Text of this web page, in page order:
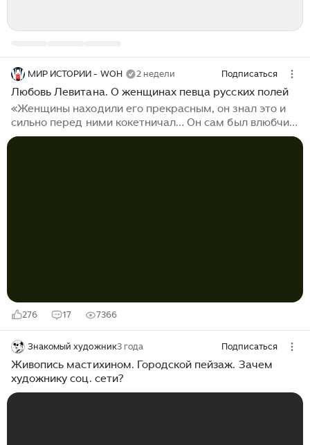
МИР ИСТОРИИ - WOH 2 недели Подписаться
Любовь Левитана. О женщинах певца русских полей
«Женщины находили его прекрасным, он знал это и
сильно перед ними кокетничал… Он сам был влюбчив
необыкновенно. Его увлечения протекали бурно, у
276 17 7366
Знакомый художник3 года Подписаться
Живопись мастихином. Городской пейзаж. Зачем
художнику соц. сети?